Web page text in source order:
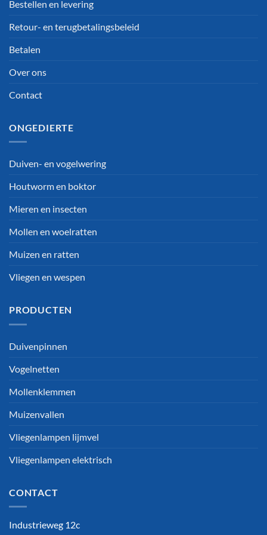
Bestellen en levering
Retour- en terugbetalingsbeleid
Betalen
Over ons
Contact
ONGEDIERTE
Duiven- en vogelwering
Houtworm en boktor
Mieren en insecten
Mollen en woelratten
Muizen en ratten
Vliegen en wespen
PRODUCTEN
Duivenpinnen
Vogelnetten
Mollenklemmen
Muizenvallen
Vliegenlampen lijmvel
Vliegenlampen elektrisch
CONTACT
Industrieweg 12c